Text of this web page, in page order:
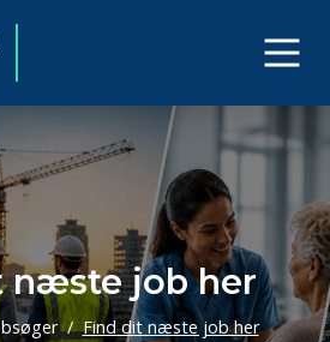
næste job her
Find dit næste job her